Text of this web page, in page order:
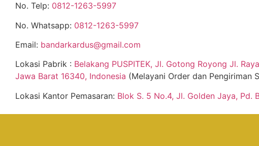
No. Telp: 0812-1263-5997
No. Whatsapp: 0812-1263-5997
Email: bandarkardus@gmail.com
Lokasi Pabrik : Belakang PUSPITEK, Jl. Gotong Royong Jl.
Jawa Barat 16340, Indonesia (Melayani Order dan Pengiriman
Lokasi Kantor Pemasaran: Blok S. 5 No.4, Jl. Golden Jaya, Pd.